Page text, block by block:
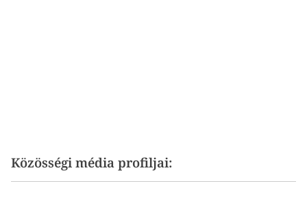
Közösségi média profiljai: